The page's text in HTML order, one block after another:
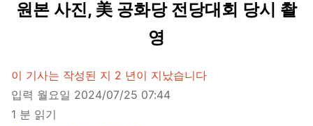
원본 사진, 美 공화당 전당대회 당시 촬
영
이 기사는 작성된 지 2 년이 지났습니다
입력 월요일 2024/07/25 07:44
1 분 읽기